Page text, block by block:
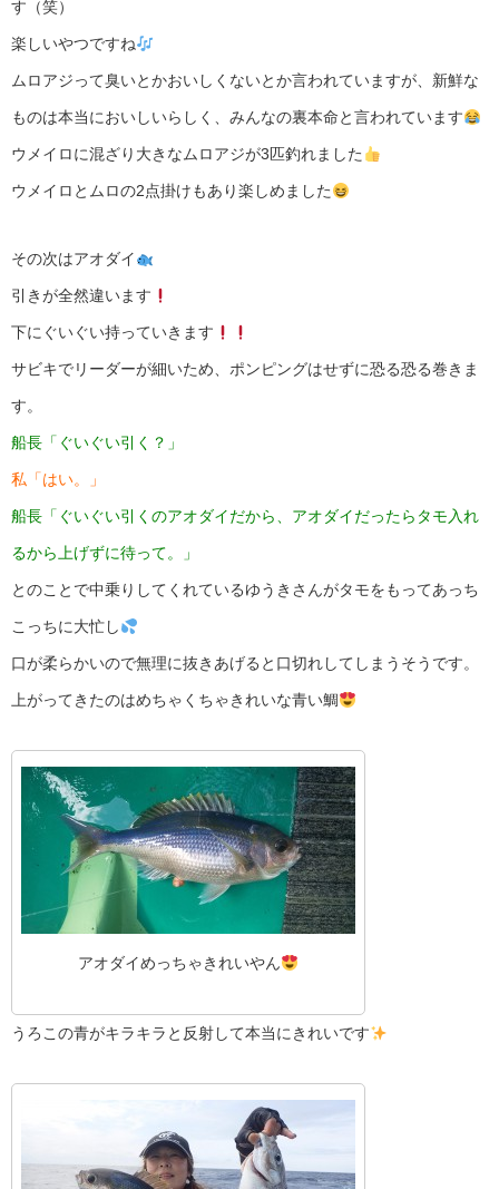
す（笑）
楽しいやつですね
ムロアジって臭いとかおいしくないとか言われていますが、新鮮な
ものは本当においしいらしく、みんなの裏本命と言われています
ウメイロに混ざり大きなムロアジが3匹釣れました
ウメイロとムロの2点掛けもあり楽しめました
その次はアオダイ
引きが全然違います
下にぐいぐい持っていきます
サビキでリーダーが細いため、ポンピングはせずに恐る恐る巻きま
す。
船長「ぐいぐい引く？」
私「はい。」
船長「ぐいぐい引くのアオダイだから、アオダイだったらタモ入れ
るから上げずに待って。」
とのことで中乗りしてくれているゆうきさんがタモをもってあっち
こっちに大忙し
口が柔らかいので無理に抜きあげると口切れしてしまうそうです。
上がってきたのはめちゃくちゃきれいな青い鯛
アオダイめっちゃきれいやん
うろこの青がキラキラと反射して本当にきれいです